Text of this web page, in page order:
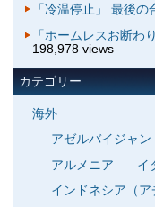
「冷温停止」 最後
「ホームレスお断
198,978 views
カテゴリー
海外
アゼルバイジャン
アルメニア
イ
インドネシア（ア